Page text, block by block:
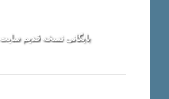
بایگانی نسخه قدیم سایت